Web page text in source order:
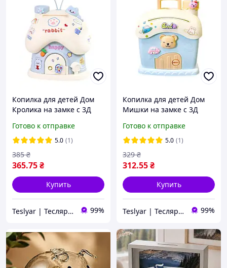
Копилка для детей Дом
Кролика на замке с 3Д
14х24,5х18 см голубовато-
белая
Готово к отправке
5.0 (1)
365.75₴
385 ₴
Купить
Teslyar | Тесляр | Всё для дома | Подарки | Опт 99%
Копилка для детей Дом
Мишки на замке с 3Д
14х24,5х18 см голубая
Готово к отправке
5.0 (1)
312.55₴
329 ₴
Купить
Teslyar | Тесляр | Всё для дома | Подарки | Опт 99%